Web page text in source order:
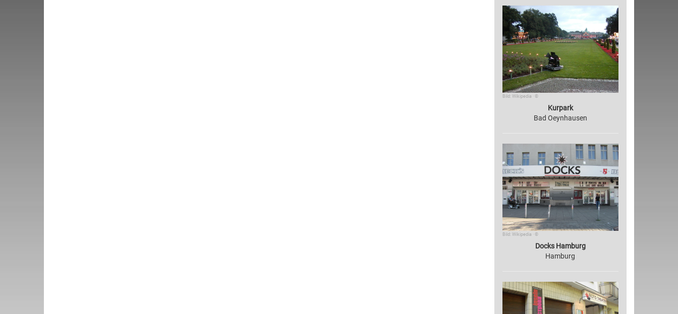
Bild: Wikipedia · ©
Kurpark
Bad Oeynhausen
Bild: Wikipedia · ©
Docks Hamburg
Hamburg